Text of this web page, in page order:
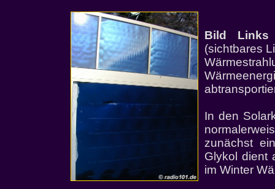
Bild
(sichtbares
In den
zunächst
Glykol dient
im Winter